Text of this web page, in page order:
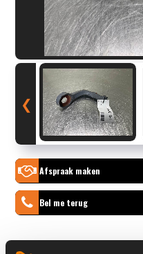
❮
Afspraak maken
Bel me terug